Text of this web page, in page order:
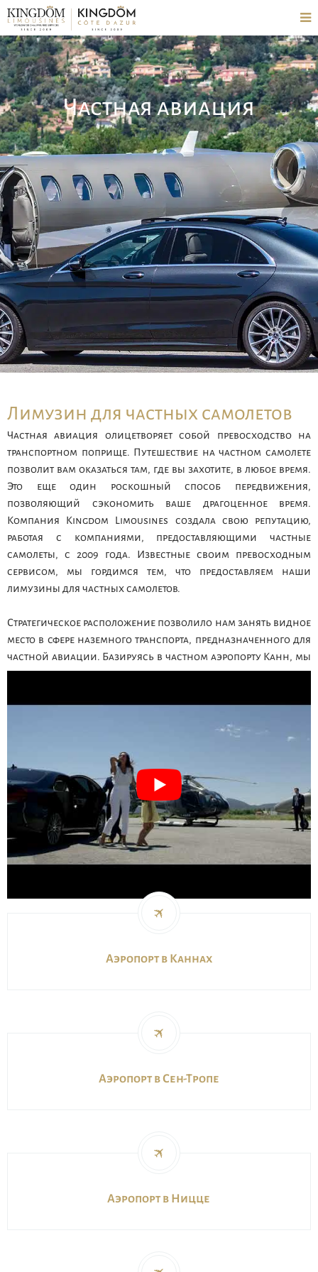
Частная авиация
Лимузин для частных самолетов
Частная авиация олицетворяет собой превосходство на
транспортном поприще. Путешествие на частном самолете
позволит вам оказаться там, где вы захотите, в любое время.
Это еще один роскошный способ передвижения,
позволяющий сэкономить ваше драгоценное время.
Компания Kingdom Limousines создала свою репутацию,
работая с компаниями, предоставляющими частные
самолеты, с 2009 года. Известные своим превосходным
сервисом, мы гордимся тем, что предоставляем наши
лимузины для частных самолетов.
Стратегическое расположение позволило нам занять видное
место в сфере наземного транспорта, предназначенного для
частной авиации. Базируясь в частном аэропорту Канн, мы
имеем возможность предоставлять наши лимузины для
Аэропорт в Каннах
Аэропорт в Сен-Тропе
Аэропорт в Ницце